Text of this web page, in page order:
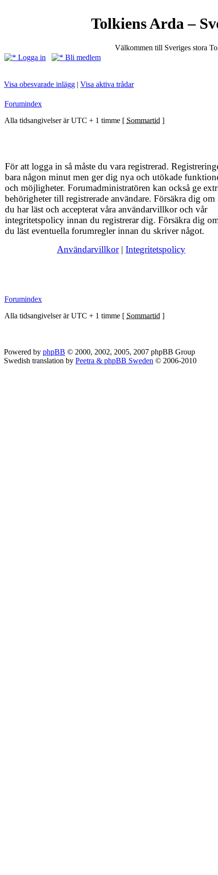
Tolkiens Arda –
Välkommen till Sveriges stora
Logga in
Bli medlem
Visa obesvarade inlägg | Visa aktiva trådar
Forumindex
Alla tidsangivelser är UTC + 1 timme [ Sommartid ]
För att logga in så måste du vara registrerad.
bara någon minut men ger dig nya och utökade
och möjligheter. Forumadministratören kan också ge
behörigheter till registrerade användare. Försäkra dig om
du har läst och accepterat våra användarvillkor och vår
integritetspolicy innan du registrerar dig. Försäkra dig
du läst eventuella forumregler innan du skriver något.
Användarvillkor| Integritetspolicy
Forumindex
Alla tidsangivelser är UTC + 1 timme [ Sommartid ]
Powered by phpBB © 2000, 2002, 2005, 2007 phpBB Group
Swedish translation by Peetra & phpBB Sweden © 2006-2010